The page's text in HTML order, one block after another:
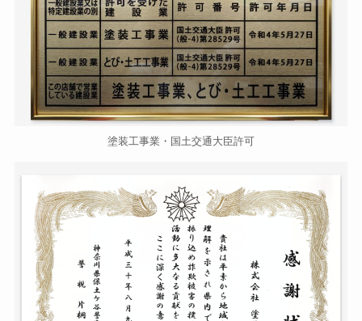
塗装工事業・国土交通大臣許可